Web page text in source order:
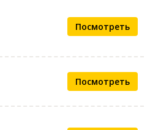
Посмотреть
Посмотреть